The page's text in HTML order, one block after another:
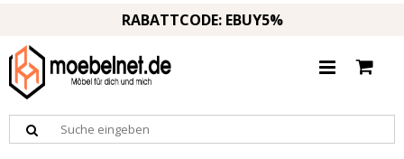
RABATTCODE: EBUY5%